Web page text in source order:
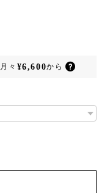
月々 ¥6,600から